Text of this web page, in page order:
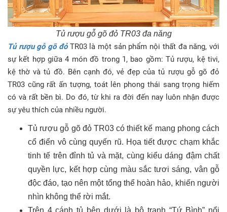
Tủ rượu gỗ gõ đỏ TR03 đa năng
Tủ rượu gỗ gõ đỏTR03 là một sản phẩm nội thất đa năng, với
sự kết hợp giữa 4 món đồ trong 1, bao gồm: Tủ rượu, kệ tivi,
kệ thờ và tủ đồ. Bên cạnh đó, vẻ đẹp của tủ rượu gỗ gõ đỏ
TR03 cũng rất ấn tượng, toát lên phong thái sang trọng hiếm
có và rất bền bì. Do đó, từ khi ra đời đến nay luôn nhận được
sự yêu thích của nhiều người.
Tủ rượu gỗ gõ đỏ TR03 có thiết kế mang phong cách
cổ điển vô cùng quyến rũ. Họa tiết được chạm khắc
tinh tế trên đỉnh tủ và mặt, cùng kiểu dáng đậm chất
quyền lực, kết hợp cùng màu sắc tươi sáng, vân gỗ
độc đáo, tạo nên một tổng thể hoàn hảo, khiến người
nhìn không thể rời mắt.